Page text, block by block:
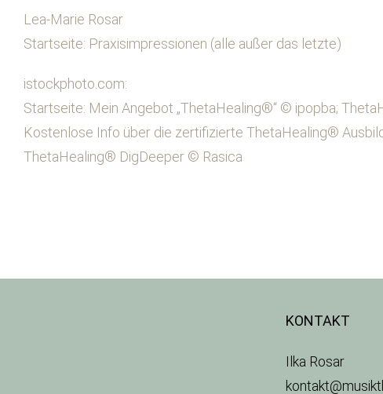
Lea-Marie Rosar
Startseite: Praxisimpressionen (alle außer das letzte)
istockphoto.com:
Startseite: Mein Angebot „ThetaHealing®“ © ipopba;
Kostenlose Info über die zertifizierte ThetaHealing®
ThetaHealing® DigDeeper © Rasica
KONTAKT
Ilka Rosar